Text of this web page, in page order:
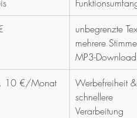
unbegrenzte
mehrere
MP3-Download
10 €/Monat
Werbefreiheit
schnellere
Verarbeitung